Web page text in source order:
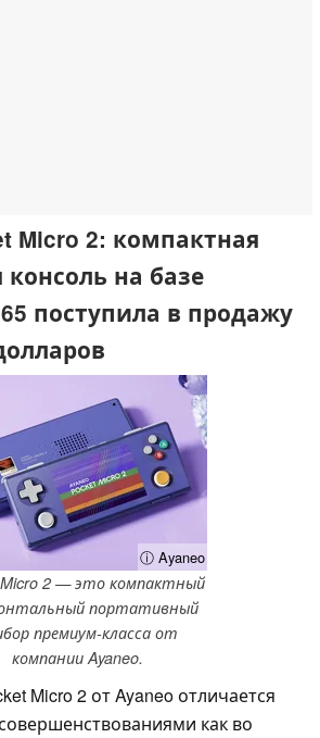
Micro 2: компактная
на базе
поступила в продажу
ⓘ Ayaneo
Micro 2 — это компактный
портативный
премиум-класса от
компании Ayaneo.
Micro 2 от Ayaneo отличается
как во